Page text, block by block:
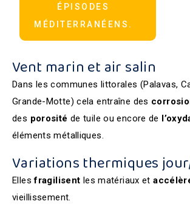
ÉPISODES
MÉDITERRANÉENS.
Vent marin et air salin
Dans les communes littorales (Palavas,
Grande-Motte) cela entraîne des
des porosité de tuile ou encore de
éléments métalliques.
Variations thermiques
Ellesfragilisent les matériaux et
vieillissement.